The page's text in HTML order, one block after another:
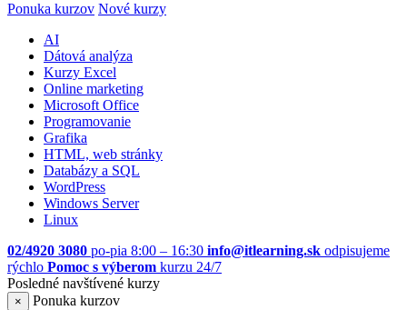
Ponuka kurzov Nové kurzy
AI
Dátová analýza
Kurzy Excel
Online marketing
Microsoft Office
Programovanie
Grafika
HTML, web stránky
Databázy a SQL
WordPress
Windows Server
Linux
02/4920 3080 po-pia 8:00 – 16:30 info@itlearning.sk odpisujeme
rýchlo Pomoc s výberom kurzu 24/7
Posledné navštívené kurzy
×
Ponuka kurzov